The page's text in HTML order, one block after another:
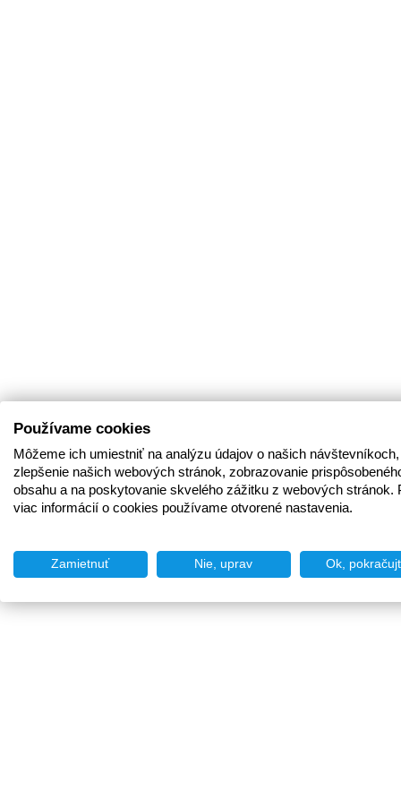
Používame cookies
Môžeme ich umiestniť na analýzu údajov o našich
zlepšenie našich webových stránok, zobrazovanie
obsahu a na poskytovanie skvelého zážitku z webových stránok.
viac informácií o cookies používame otvorené nastavenia.
Zamietnuť Nie, uprav Ok,